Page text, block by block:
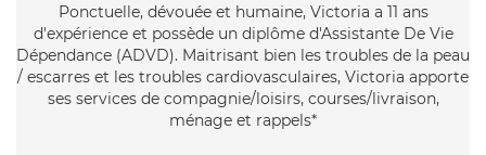
Ponctuelle, dévouée et humaine, Victoria a 11 ans
d'expérience et possède un diplôme d'Assistante De Vie
Dépendance (ADVD). Maitrisant bien les troubles de la peau
/ escarres et les troubles cardiovasculaires, Victoria apporte
ses services de compagnie/loisirs, courses/livraison,
ménage et rappels*